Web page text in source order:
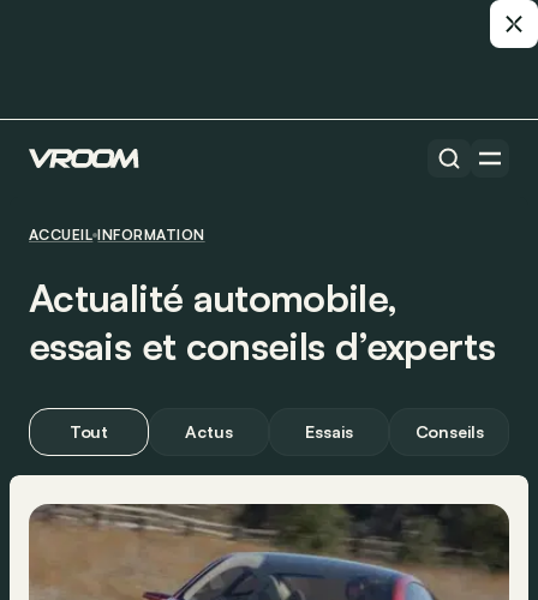
ACCUEIL INFORMATION
Actualité automobile,
essais et conseils d’experts
Tout Actus Essais Conseils